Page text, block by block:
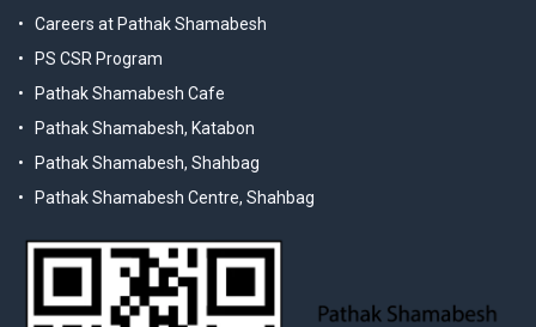
Careers at Pathak Shamabesh
PS CSR Program
Pathak Shamabesh Cafe
Pathak Shamabesh, Katabon
Pathak Shamabesh, Shahbag
Pathak Shamabesh Centre, Shahbag